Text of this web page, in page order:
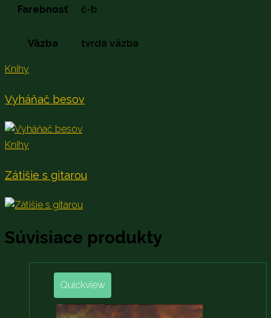
Farebnosť č-b
Väzba tvrdá väzba
Knihy
Vyháňač besov
Knihy
Zátišie s gitarou
Súvisiace produkty
Quickview